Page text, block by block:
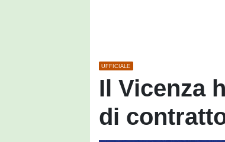
UFFICIALE
Il Vicenza
di